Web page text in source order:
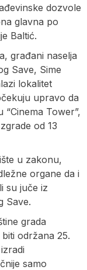
dozvole
glavna po
Baltić.
građani naselja
Save, Sime
lokalitet
upravo da
Tower”,
od 13
u zakonu,
organe da i
su juče iz
Save.
grada
održana 25.
samo